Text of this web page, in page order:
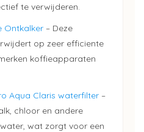
te verwijderen.
Ontkalker – Deze
op zeer efficiente
koffieapparaten
Aqua Claris waterfilter –
chloor en andere
wat zorgt voor een